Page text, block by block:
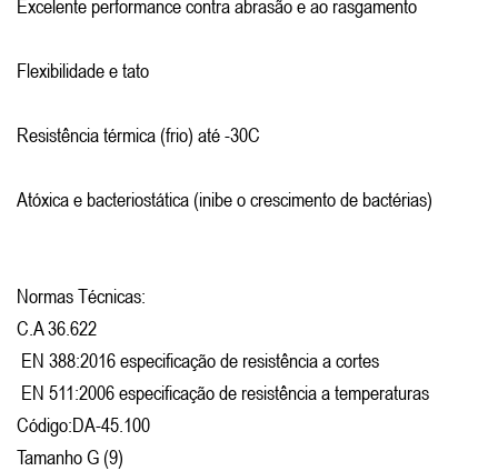
Excelente performance contra abrasão e ao rasgamento
Flexibilidade e tato
Resistência térmica (frio) até -30C
Atóxica e bacteriostática (inibe o crescimento de bactérias)
Normas Técnicas:
C.A 36.622
EN 388:2016 especificação de resistência a cortes
EN 511:2006 especificação de resistência a temperaturas
Código:DA-45.100
Tamanho G (9)